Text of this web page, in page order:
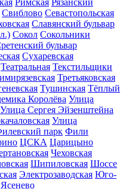
Римская Рязанский
Свиблово Севастопольская
Славянский бульвар
Сокол Сокольники
бульвар
Сухаревская
Театральная Текстильщики
Третьяковская
Тушинская Тёплый
Королёва Улица
Улица Сергея Эйзенштейна
Улица
парк Фили
ЦСКА Царицыно
Чеховская
Шипиловская Шоссе
Электрозаводская Юго-
Ясенево